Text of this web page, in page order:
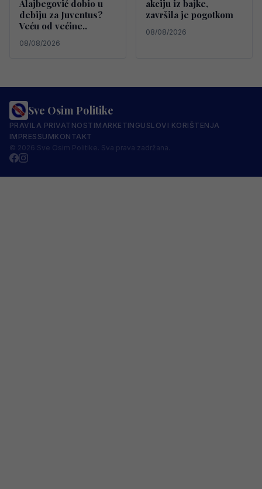
Alajbegović dobio u
debiju za Juventus?
Veću od većine..
08/08/2026
akciju iz bajke,
završila je pogotkom
08/08/2026
Sve Osim Politike
PRAVILA PRIVATNOSTIMARKETINGUSLOVI KORIŠTENJA
IMPRESSUMKONTAKT
© 2026 Sve Osim Politike. Sva prava zadržana.